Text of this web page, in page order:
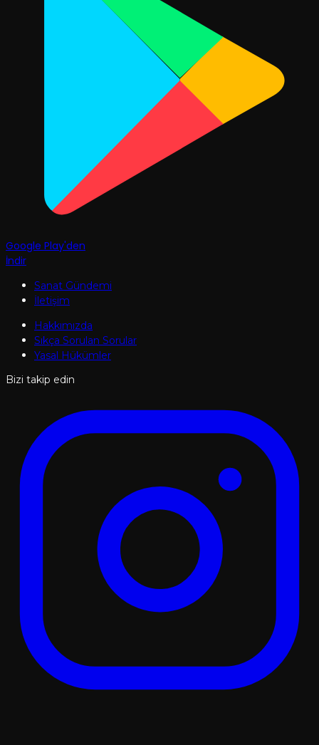
Google Play'den
İndir
Sanat Gündemi
İletişim
Hakkımızda
Sıkça Sorulan Sorular
Yasal Hükümler
Bizi takip edin